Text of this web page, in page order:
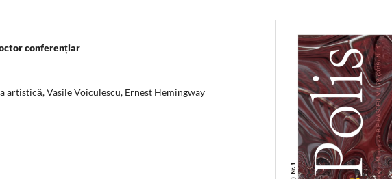
conferențiar
artistică, Vasile Voiculescu, Ernest Hemingway